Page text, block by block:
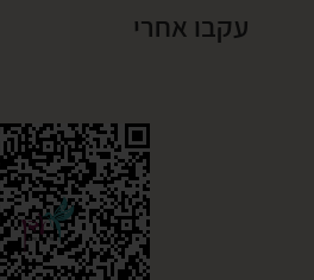
עקבו אחרי